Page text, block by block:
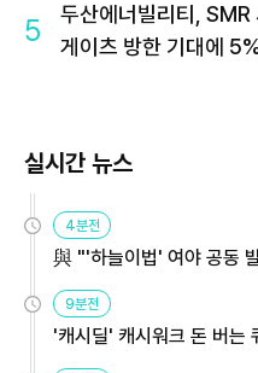
5
두산에너빌리티, SMR
게이츠 방한 기대에
실시간 뉴스
4분전
與 "'하늘이법' 여야 공동
9분전
'캐시딜' 캐시워크 돈 버는